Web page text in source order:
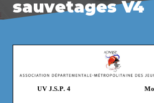
sauvetages V4